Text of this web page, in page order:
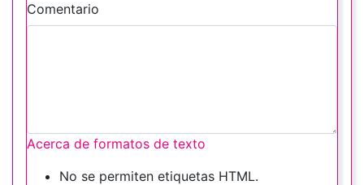
Comentario
Acerca de formatos de texto
No se permiten etiquetas HTML.